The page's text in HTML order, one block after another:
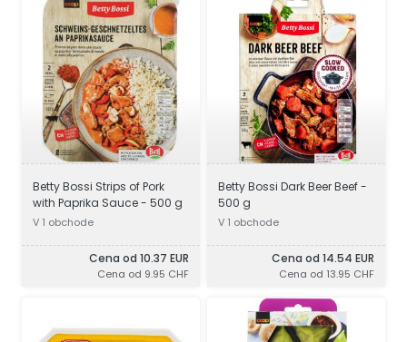
Betty Bossi Strips of Pork
with Paprika Sauce - 500 g
V 1 obchode
Cena od 10.37 EUR
Cena od 9.95 CHF
Betty Bossi Dark Beer Beef -
500 g
V 1 obchode
Cena od 14.54 EUR
Cena od 13.95 CHF